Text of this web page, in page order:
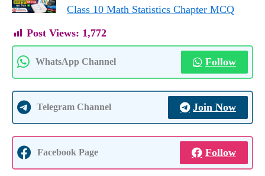
Class 10 Math Statistics Chapter MCQ
Post Views: 1,772
WhatsApp Channel Follow
Telegram Channel Join Now
Facebook Page Follow